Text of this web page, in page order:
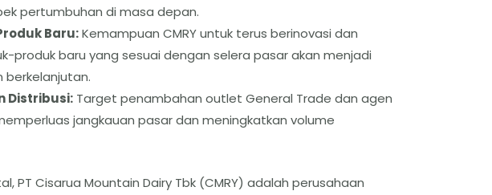
pertumbuhan di masa depan.
Baru:Kemampuan CMRY untuk terus berinovasi dan
produk baru yang sesuai dengan selera pasar akan menjadi
berkelanjutan.
Distribusi:Target penambahan outlet General Trade dan agen
jangkauan pasar dan meningkatkan volume
PT Cisarua Mountain Dairy Tbk (CMRY) adalah perusahaan